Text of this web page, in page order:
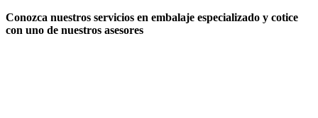
Conozca nuestros servicios en embalaje especializado y cotice
con uno de nuestros asesores